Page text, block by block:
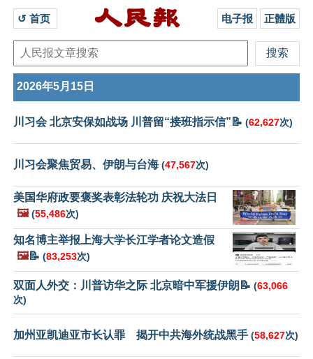
↺ 首页 电子报 正體版
2026年5月15日
川习会 北京安保如战场 川普留“接班指示信”📝 (62,627次)
川习会聚焦贸易、伊朗与台海 (47,567次)
美国华府政要褒奖表彰法轮功 庆祝大法日
🖼️ (55,486次)
知名博主举报上海大学长江学者论文造假
🖼️📝 (83,253次)
双面人外交：川普访华之际 北京暗中军援伊朗📝 (63,066
次)
加州亚凯迪亚市长认罪 揭开中共海外统战黑手 (58,627次)